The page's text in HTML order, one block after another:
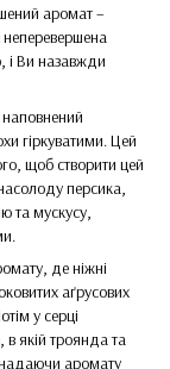
аромат –
і Ви назавжди
гіркуватими. Цей
щоб створити цей
персика,
та мускусу,
де ніжні
аґрусових
у серці
в якій троянда та
аромату